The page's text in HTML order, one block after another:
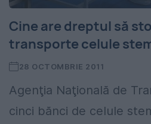
Cine are dreptul să
transporte celule
28 OCTOMBRIE 2011
Agenţia Naţională de
cinci bănci de celule